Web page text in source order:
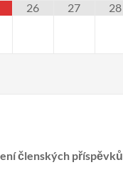
26 27 28
členských příspěvků